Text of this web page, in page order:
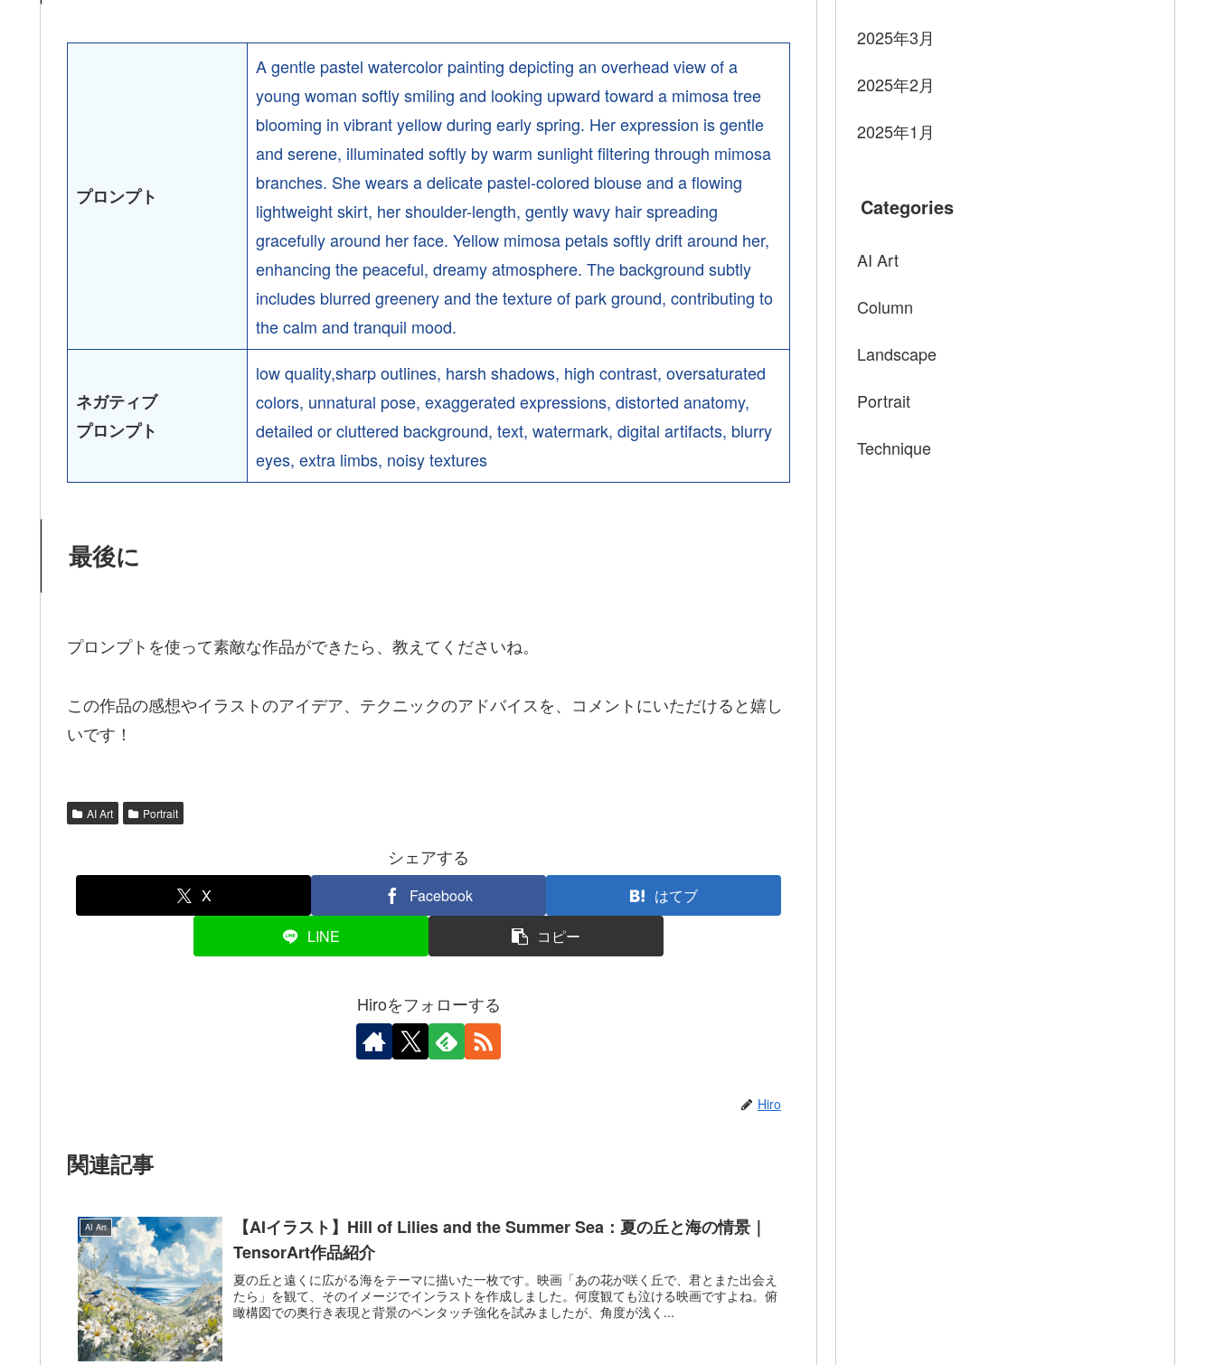
プロンプト
A gentle pastel watercolor painting depicting an overhead view of a
young woman softly smiling and looking upward toward a mimosa tree
blooming in vibrant yellow during early spring. Her expression is gentle
and serene, illuminated softly by warm sunlight filtering through mimosa
branches. She wears a delicate pastel-colored blouse and a flowing
lightweight skirt, her shoulder-length, gently wavy hair spreading
gracefully around her face. Yellow mimosa petals softly drift around her,
enhancing the peaceful, dreamy atmosphere. The background subtly
includes blurred greenery and the texture of park ground, contributing to
the calm and tranquil mood.
ネガティブ
プロンプト
low quality,sharp outlines, harsh shadows, high contrast, oversaturated
colors, unnatural pose, exaggerated expressions, distorted anatomy,
detailed or cluttered background, text, watermark, digital artifacts, blurry
eyes, extra limbs, noisy textures
最後に
プロンプトを使って素敵な作品ができたら、教えてくださいね。
この作品の感想やイラストのアイデア、テクニックのアドバイスを、コメントにいただけると嬉し
いです！
AI Art Portrait
シェアする
X Facebook
はてブ
LINE
コピー
Hiroをフォローする
Hiro
関連記事
AI Art
【AIイラスト】Hill of Lilies and the Summer Sea：夏の丘と海の情景｜
TensorArt作品紹介
夏の丘と遠くに広がる海をテーマに描いた一枚です。映画「あの花が咲く丘で、君とまた出会え
たら」を観て、そのイメージでインラストを作成しました。何度観ても泣ける映画ですよね。俯
瞰構図での奥行き表現と背景のペンタッチ強化を試みましたが、角度が浅く...
2025年3月
2025年2月
2025年1月
Categories
AI Art
Column
Landscape
Portrait
Technique